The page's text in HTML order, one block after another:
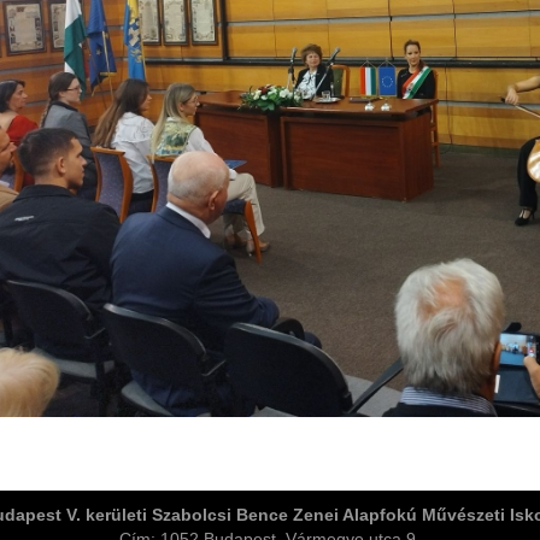
V. kerületi Szabolcsi Bence Zenei Alapfokú Művészeti